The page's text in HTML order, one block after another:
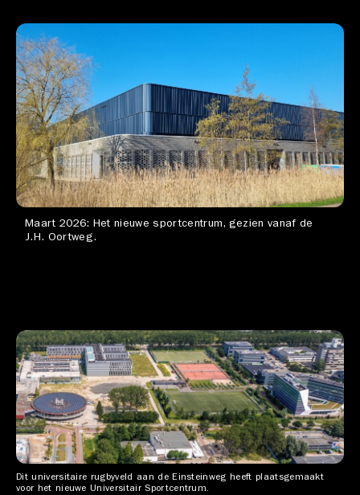
Maart 2026: Het nieuwe sportcentrum, gezien vanaf de
J.H. Oortweg.
Dit universitaire rugbyveld aan de Einsteinweg heeft plaatsgemaakt
voor het nieuwe Universitair Sportcentrum.